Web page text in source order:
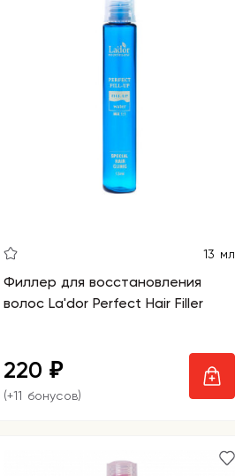
13 мл
Филлер для восстановления
волос La'dor Perfect Hair Filler
220 ₽
(+11 бонусов)